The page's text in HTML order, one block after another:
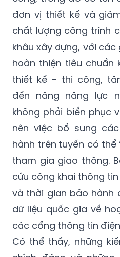
chất lượng công trình
khâu xây dựng, với
hoàn thiện tiêu chuẩn
thiết kế - thi công,
đến nâng năng lực
không phải biển phục
nên việc bổ sung
hành trên tuyến có thể
tham gia giao thông.
cứu công khai thông
và thời gian bảo hành
dữ liệu quốc gia về
các cổng thông tin
Có thể thấy, những
chính đáng và những
của Bộ Xây dựng cũng